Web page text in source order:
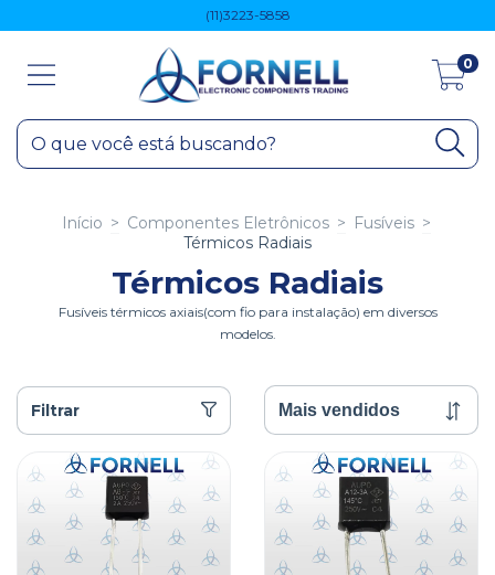
(11)3223-5858
0
Início > Componentes Eletrônicos > Fusíveis >
Térmicos Radiais
Térmicos Radiais
Fusíveis térmicos axiais(com fio para instalação) em diversos
modelos.
Filtrar